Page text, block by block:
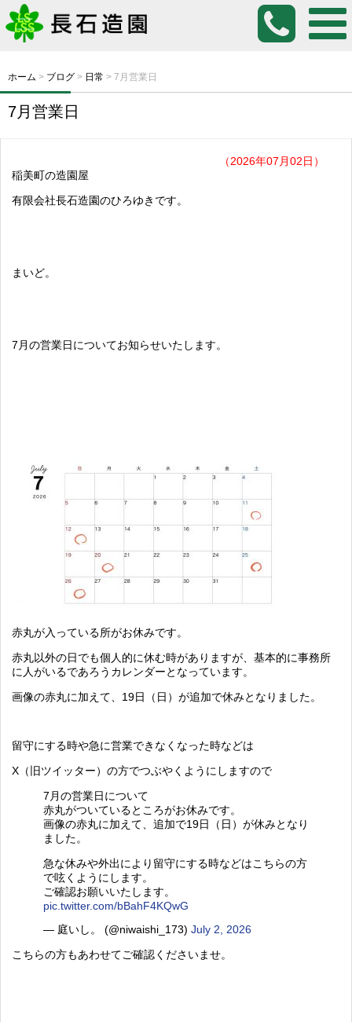
ホーム > ブログ > 日常 > 7月営業日
7月営業日
（2026年07月02日）
稲美町の造園屋
有限会社長石造園のひろゆきです。
まいど。
7月の営業日についてお知らせいたします。
赤丸が入っている所がお休みです。
赤丸以外の日でも個人的に休む時がありますが、基本的に事務所
に人がいるであろうカレンダーとなっています。
画像の赤丸に加えて、19日（日）が追加で休みとなりました。
留守にする時や急に営業できなくなった時などは
X（旧ツイッター）の方でつぶやくようにしますので
7月の営業日について
赤丸がついているところがお休みです。
画像の赤丸に加えて、追加で19日（日）が休みとなり
ました。
急な休みや外出により留守にする時などはこちらの方
で呟くようにします。
ご確認お願いいたします。
pic.twitter.com/bBahF4KQwG
— 庭いし。 (@niwaishi_173) July 2, 2026
こちらの方もあわせてご確認くださいませ。